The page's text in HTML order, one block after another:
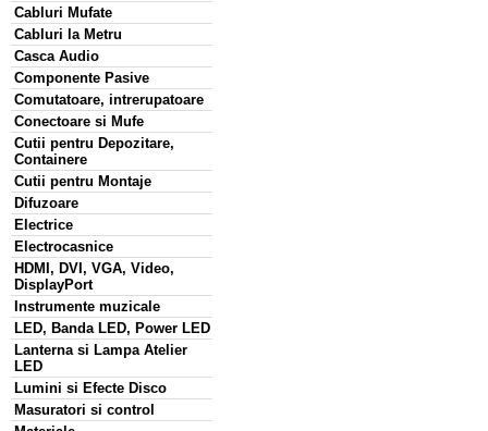
Cabluri Mufate
Cabluri la Metru
Casca Audio
Componente Pasive
Comutatoare, intrerupatoare
Conectoare si Mufe
Cutii pentru Depozitare,
Containere
Cutii pentru Montaje
Difuzoare
Electrice
Electrocasnice
HDMI, DVI, VGA, Video,
DisplayPort
Instrumente muzicale
LED, Banda LED, Power LED
Lanterna si Lampa Atelier
LED
Lumini si Efecte Disco
Masuratori si control